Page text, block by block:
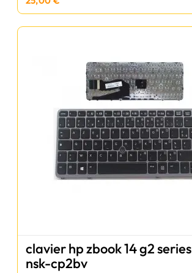
clavier hp zbook 14 g2 series
nsk-cp2bv